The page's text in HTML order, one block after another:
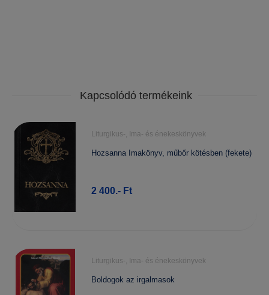
Kapcsolódó termékeink
Liturgikus-, Ima- és énekeskönyvek
Hozsanna Imakönyv, műbőr kötésben (fekete)
2 400.- Ft
Liturgikus-, Ima- és énekeskönyvek
Boldogok az irgalmasok